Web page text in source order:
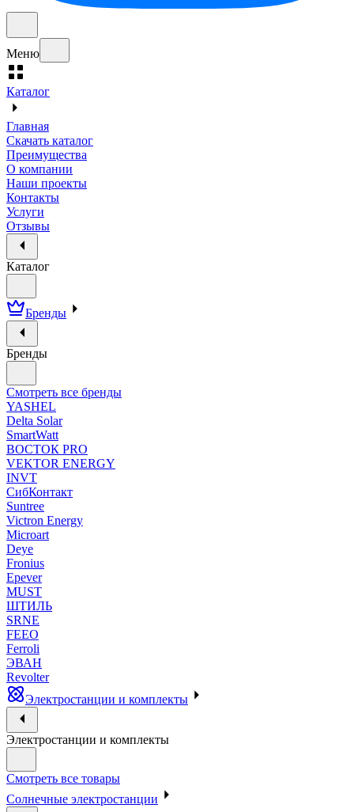
Меню
Каталог
Главная
Скачать каталог
Преимущества
О компании
Наши проекты
Контакты
Услуги
Отзывы
Каталог
Бренды
Бренды
Смотреть все бренды
YASHEL
Delta Solar
SmartWatt
ВОСТОК PRO
VEKTOR ENERGY
INVT
СибКонтакт
Suntree
Victron Energy
Microart
Deye
Fronius
Epever
MUST
ШТИЛЬ
SRNE
FEEO
Ferroli
ЭВАН
Revolter
Электростанции и комплекты
Электростанции и комплекты
Смотреть все товары
Солнечные электростанции